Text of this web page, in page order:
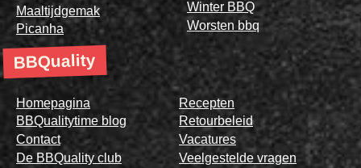
Maaltijdgemak
Picanha
Winter BBQ
Worsten bbq
BBQuality
Homepagina
BBQualitytime blog
Contact
De BBQuality club
Recepten
Retourbeleid
Vacatures
Veelgestelde vragen